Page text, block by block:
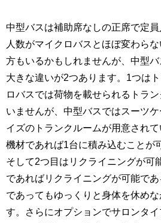
中型バスは補助席なしの正席で定
人数がマイクロバスとほぼ変わら
方もいるかもしれませんが、中型
大きな違いが2つあります。1つは
ロバスでは荷物を載せられるトラ
いませんが、中型バスではスーツ
イズのトランクルームが用意され
機材であれば1台に積み込むことが
そして2つ目はリクライニングが可
であればリクライニングが可能で
であってもゆっくりと身体を休め
す。さらにオプションでサロンタ